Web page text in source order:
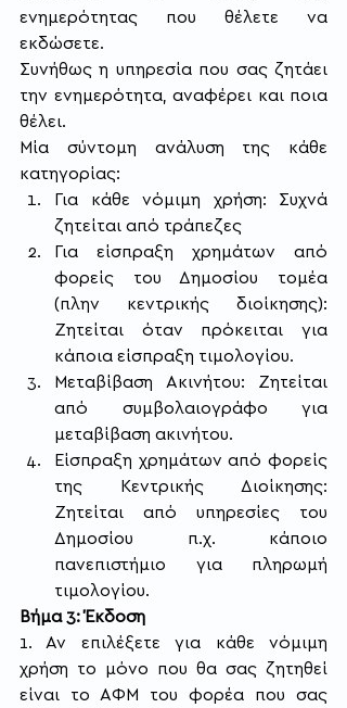
ενημερότητας που θέλετε να
εκδώσετε.
Συνήθως η υπηρεσία που σας ζητάει
την ενημερότητα, αναφέρει και ποια
θέλει.
Μία σύντομη ανάλυση της κάθε
κατηγορίας:
Για κάθε νόμιμη χρήση: Συχνά
ζητείται από τράπεζες
Για είσπραξη χρημάτων από
φορείς του Δημοσίου τομέα
(πλην κεντρικής διοίκησης):
Ζητείται όταν πρόκειται για
κάποια είσπραξη τιμολογίου.
Μεταβίβαση Ακινήτου: Ζητείται
από συμβολαιογράφο για
μεταβίβαση ακινήτου.
Είσπραξη χρημάτων από φορείς
της Κεντρικής Διοίκησης:
Ζητείται από υπηρεσίες του
Δημοσίου π.χ. κάποιο
πανεπιστήμιο για πληρωμή
τιμολογίου.
Βήμα 3: Έκδοση
1. Αν επιλέξετε για κάθε νόμιμη
χρήση το μόνο που θα σας ζητηθεί
είναι το ΑΦΜ του φορέα που σας